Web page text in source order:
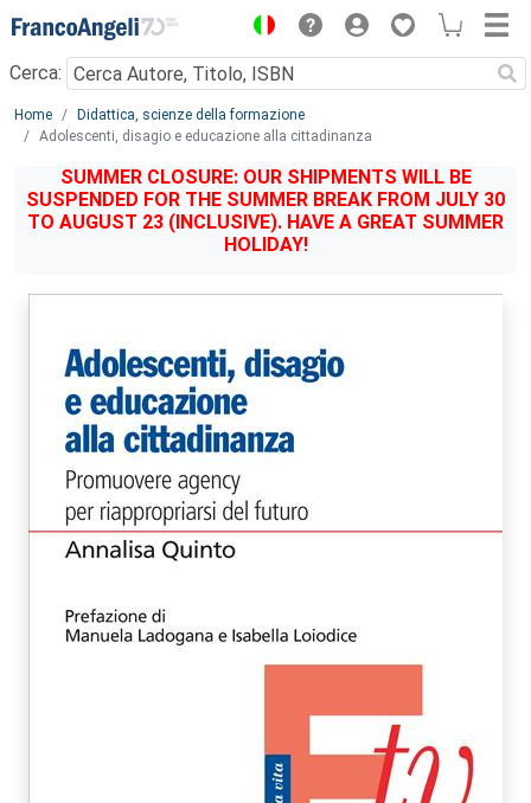
Menu
Cerca:
Main content
Home
Didattica, scienze della formazione
Adolescenti, disagio e educazione alla cittadinanza
SUMMER CLOSURE: OUR SHIPMENTS WILL BE
SUSPENDED FOR THE SUMMER BREAK FROM JULY 30
TO AUGUST 23 (INCLUSIVE). HAVE A GREAT SUMMER
HOLIDAY!